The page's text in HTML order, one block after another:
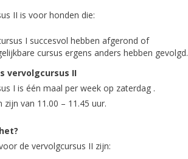
II is voor honden die:
I succesvol hebben afgerond of
cursus ergens anders hebben gevolgd.
vervolgcursus II
I is één maal per week op zaterdag .
zijn van 11.00 – 11.45 uur.
de vervolgcursus II zijn: